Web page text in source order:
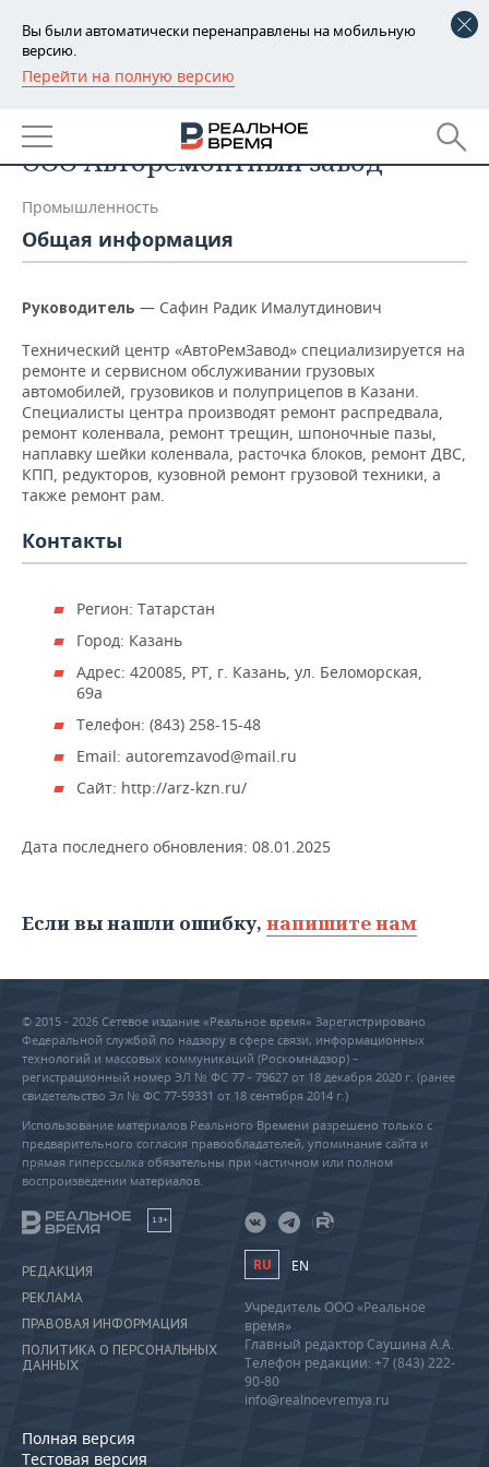
Вы были автоматически перенаправлены на мобильную
версию.
Перейти на полную версию
РЕГИОНЫ
БАШКОРТОСТАН
ТАТАРСТАН
УДМУРТИЯ
НОВОСТИ
НОВОСТИ АНАЛИТИКИ
ВУЗЫ ТАТАРСТАНА
КОМУ ПРИНАДЛЕЖАТ
ТОРГОВЫЕ ЦЕНТРЫ
ТАТАРСТАНА
ЭКОНОМИКА
БАНКИ
БЮДЖЕТ
ИНВЕСТИЦИИ
ПРОМЫШЛЕННОСТИ
АГРОПРОМ
МАШИНОСТРОЕНИЕ
НЕФТЕХИМИЯ
НЕФТЬ
ЭНЕРГЕТИКА
НОВОСТИ НЕДВИЖИМОСТИ
АВТО
НОВОСТИ АВТО
БИЗНЕС
НОВОСТИ БИЗНЕСА
РОЗНИЧНАЯ ТОРГОВЛЯ
УСЛУГИ
ТЕХНОЛОГИИ
НОВОСТИ ТЕХНОЛОГИЙ
МЕДИА
ТЕЛЕКОММУНИКАЦИИ
МЕРОПРИЯТИЯ
ВЫЕЗДНАЯ РЕДАКЦИЯ
БИЗНЕС-БРАНЧИ
ONLINE-КОНФЕРЕНЦИИ
ОТКРЫТАЯ ЛЕКЦИЯ
НОВОСТИ СПОРТА
ФУТБОЛ
ХОККЕЙ
БАСКЕТБОЛ
ФИГУРНОЕ КАТАНИЕ
ВОДНЫЕ ВИДЫ СПОРТА
ХОККЕЙ С МЯЧОМ
ОБЩЕСТВО
НОВОСТИ ОБЩЕСТВА
ВЛАСТЬ
ИНФРАСТРУКТУРА
МЕДИЦИНА
ОБРАЗОВАНИЕ
ПРОИСШЕСТВИЯ
ФОТОГАЛЕРЕЯ
СЮЖЕТЫ
СПРАВОЧНИК
ООО Авторемонтный завод
Промышленность
Общая информация
Руководитель — Сафин Радик Ималутдинович
Технический центр «АвтоРемЗавод» специализируется на
ремонте и сервисном обслуживании грузовых
автомобилей, грузовиков и полуприцепов в Казани.
Специалисты центра производят ремонт распредвала,
ремонт коленвала, ремонт трещин, шпоночные пазы,
наплавку шейки коленвала, расточка блоков, ремонт ДВС,
КПП, редукторов, кузовной ремонт грузовой техники, а
также ремонт рам.
Контакты
Регион: Татарстан
Город: Казань
Адрес: 420085, РТ, г. Казань, ул. Беломорская,
69а
Телефон: (843) 258-15-48
Email: autoremzavod@mail.ru
Сайт: http://arz-kzn.ru/
Дата последнего обновления: 08.01.2025
Если вы нашли ошибку, напишите нам
© 2015 - 2026 Сетевое издание «Реальное время» Зарегистрировано
Федеральной службой по надзору в сфере связи, информационных
технологий и массовых коммуникаций (Роскомнадзор) –
регистрационный номер ЭЛ № ФС 77 - 79627 от 18 декабря 2020 г. (ранее
свидетельство Эл № ФС 77-59331 от 18 сентября 2014 г.)
Использование материалов Реального Времени разрешено только с
предварительного согласия правообладателей, упоминание сайта и
прямая гиперссылка обязательны при частичном или полном
воспроизведении материалов.
18+
РЕДАКЦИЯ
РЕКЛАМА
ПРАВОВАЯ ИНФОРМАЦИЯ
ПОЛИТИКА О ПЕРСОНАЛЬНЫХ
ДАННЫХ
Полная версия
Тестовая версия
RU EN
Учредитель ООО «Реальное
время»
Главный редактор Саушина А.А.
Телефон редакции: +7 (843) 222-
90-80
info@realnoevremya.ru